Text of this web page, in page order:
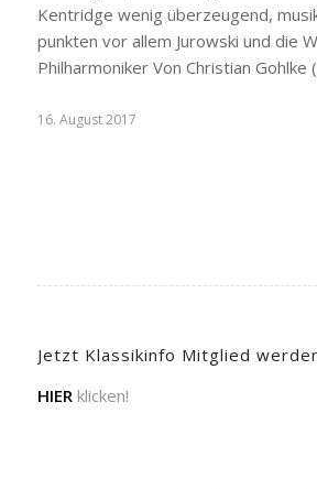
Kentridge wenig überzeugend,
punkten vor allem Jurowski und die
Philharmoniker Von Christian Gohlke
16. August 2017
Jetzt Klassikinfo Mitglied
HIER klicken!